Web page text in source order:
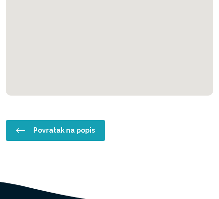
Povratak na popis